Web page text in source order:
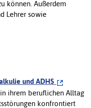
können. Außerdem
Lehrer sowie
und ADHS
ihrem beruflichen Alltag
konfrontiert